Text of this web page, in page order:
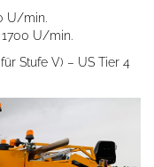
U/min.
U/min.
Stufe V) – US Tier 4